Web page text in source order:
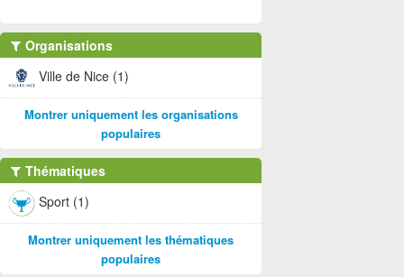
Organisations
Ville de Nice (1)
Montrer uniquement les organisations
populaires
Thématiques
Sport (1)
Montrer uniquement les thématiques
populaires